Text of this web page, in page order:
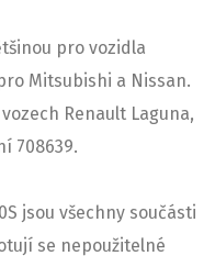
pro vozidla
Mitsubishi a Nissan.
Renault Laguna,
708639.
jsou všechny součásti
se nepoužitelné